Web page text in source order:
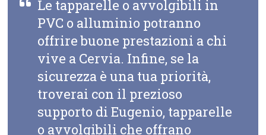
Le tapparelle o avvolgibili in
PVC o alluminio potranno
offrire buone prestazioni a chi
vive a Cervia. Infine, se la
sicurezza è una tua priorità,
troverai con il prezioso
supporto di Eugenio, tapparelle
o avvolgibili che offrano